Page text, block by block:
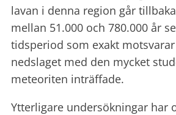
lavan i denna region går
mellan 51.000 och 780.000 år
tidsperiod som exakt
nedslaget med den mycket
meteoriten inträffade.
Ytterligare undersökningar har